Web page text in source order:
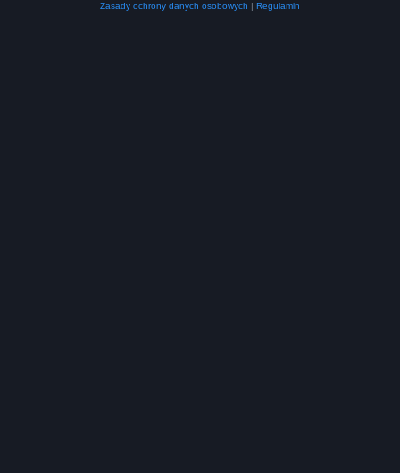
Zasady ochrony danych osobowych | Regulamin